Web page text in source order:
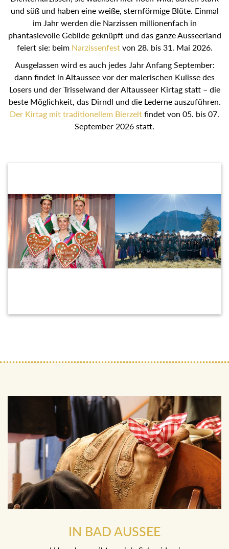
und süß und haben eine weiße, sternförmige Blüte. Einmal
im Jahr werden die Narzissen millionenfach in
phantasievolle Gebilde geknüpft und das ganze Ausseerland
feiert sie: beim Narzissenfestvon 28. bis 31. Mai 2026.
Ausgelassen wird es auch jedes Jahr Anfang September:
dann findet in Altaussee vor der malerischen Kulisse des
Losers und der Trisselwand der Altausseer Kirtag statt – die
beste Möglichkeit, das Dirndl und die Lederne auszuführen.
Der Kirtag mit traditionellem Bierzelt findet von 05. bis 07.
September 2026 statt.
IN BAD AUSSEE